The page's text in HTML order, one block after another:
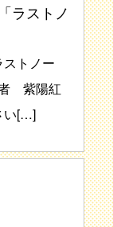
ラストノ
ストノー
者 紫陽紅
い[…]